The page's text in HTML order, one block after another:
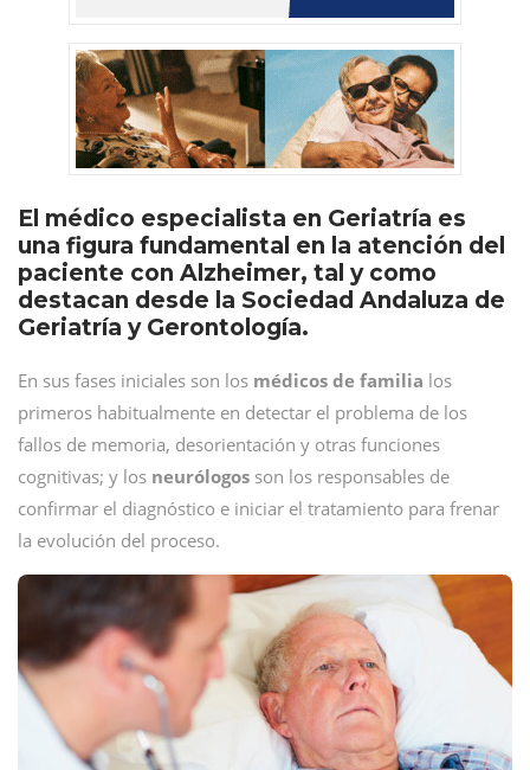
El médico especialista en Geriatría es
una figura fundamental en la atención del
paciente con Alzheimer, tal y como
destacan desde la Sociedad Andaluza de
Geriatría y Gerontología.
En sus fases iniciales son los médicos de familia los
primeros habitualmente en detectar el problema de los
fallos de memoria, desorientación y otras funciones
cognitivas; y los neurólogos son los responsables de
confirmar el diagnóstico e iniciar el tratamiento para frenar
la evolución del proceso.